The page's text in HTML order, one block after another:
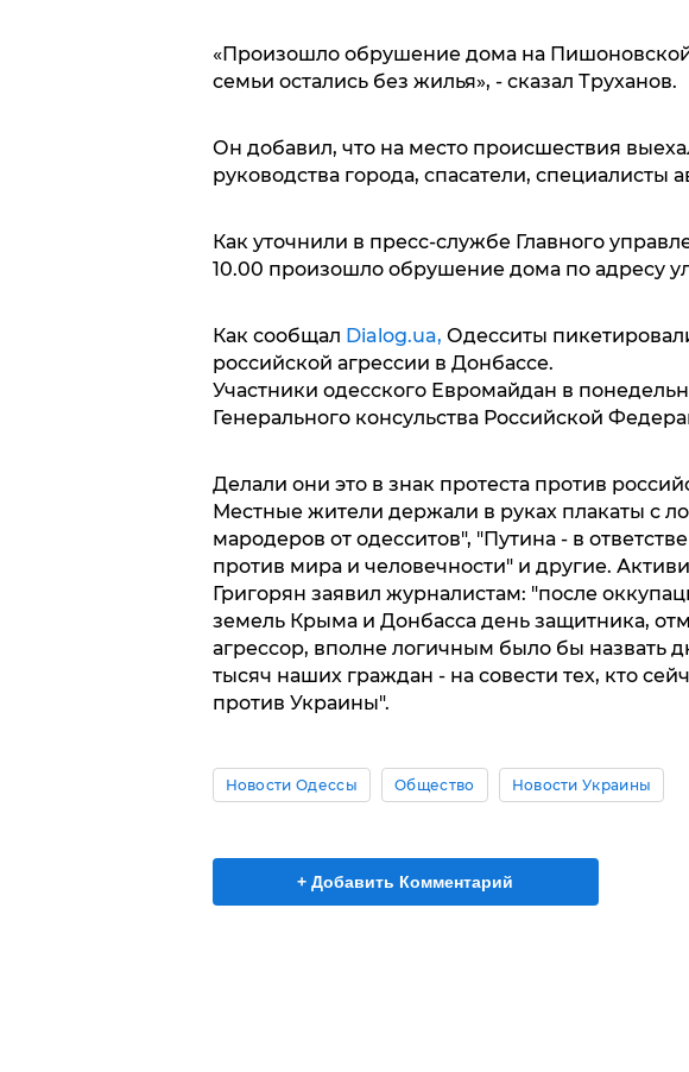
«Произошло обрушение дома на
семьи остались без жилья», - сказал Труханов.
Он добавил, что на место происшествия
руководства города, спасатели, специалисты
Как уточнили в пресс-службе Главного
10.00 произошло обрушение дома по адресу
Как сообщал Dialog.ua, Одесситы
российской агрессии в Донбассе.
Участники одесского Евромайдан в
Генерального консульства Российской
Делали они это в знак протеста против
Местные жители держали в руках плакаты с
мародеров от одесситов", "Путина - в
против мира и человечности" и другие.
Григорян заявил журналистам: "после
земель Крыма и Донбасса день защитника,
агрессор, вполне логичным было бы назвать
тысяч наших граждан - на совести тех, кто
против Украины".
Новости Одессы Общество Новости Украины
+ Добавить Комментарий